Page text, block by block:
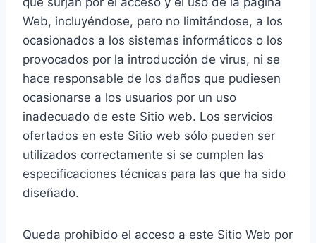
Web, incluyéndose, pero no limitándose, a los
ocasionados a los sistemas informáticos o los
provocados por la introducción de virus, ni se
hace responsable de los daños que pudiesen
ocasionarse a los usuarios por un uso
inadecuado de este Sitio web. Los servicios
ofertados en este Sitio web sólo pueden ser
utilizados correctamente si se cumplen las
especificaciones técnicas para las que ha sido
diseñado.
Queda prohibido el acceso a este Sitio Web por